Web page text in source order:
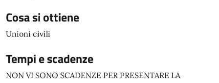
Cosa si ottiene
Unioni civili
Tempi e scadenze
NON VI SONO SCADENZE PER PRESENTARE LA